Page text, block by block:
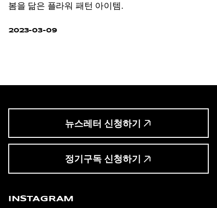
봄을 닮은 플라워 패턴 아이템.
2023-03-09
뉴스레터 신청하기
정기구독 신청하기
INSTAGRAM